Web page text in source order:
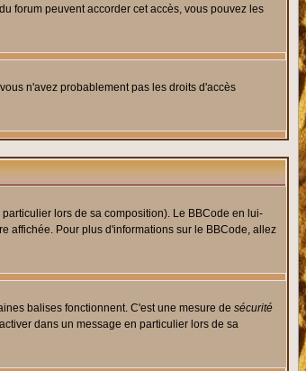
forum peuvent accorder cet accès, vous pouvez les
n'avez probablement pas les droits d'accès
lors de sa composition). Le BBCode en lui-
affichée. Pour plus d'informations sur le BBCode, allez
balises fonctionnent. C'est une mesure de sécurité
dans un message en particulier lors de sa